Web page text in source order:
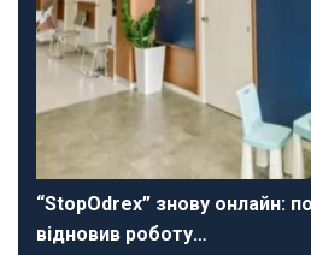
“StopOdrex” знову онлайн:
відновив роботу…